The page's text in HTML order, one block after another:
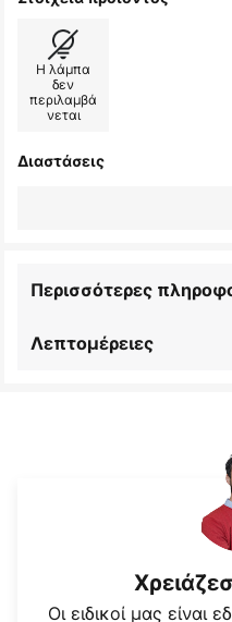
Η λάμπα
δεν
περιλαμβά
νεται
Διαστάσεις
Λεπτομέρειες
Περισσότερες
Οι ειδικοί μας είναι